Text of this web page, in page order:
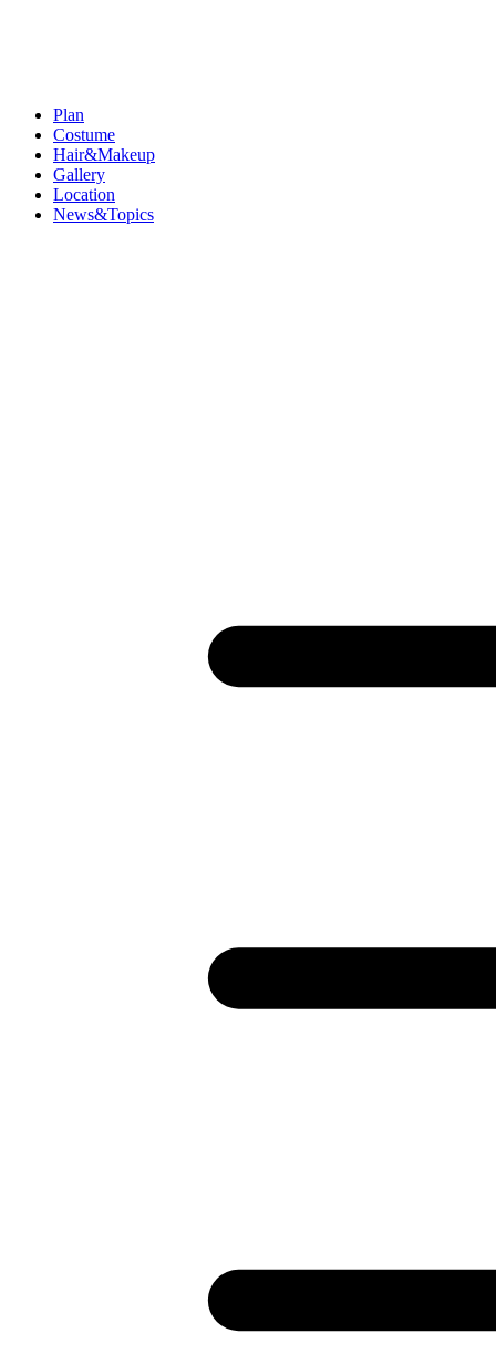
Plan
Costume
Hair&Makeup
Gallery
Location
News&Topics